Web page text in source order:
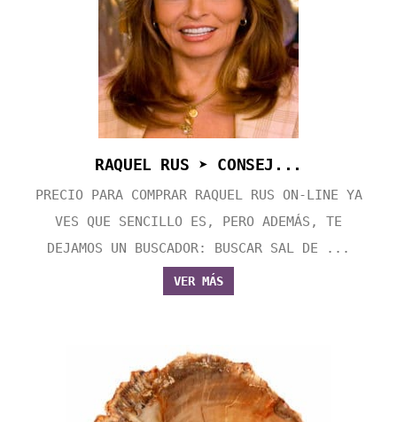
RAQUEL RUS ➤ CONSEJ...
PRECIO PARA COMPRAR RAQUEL RUS ON-LINE YA
VES QUE SENCILLO ES, PERO ADEMÁS, TE
DEJAMOS UN BUSCADOR: BUSCAR SAL DE ...
VER MÁS